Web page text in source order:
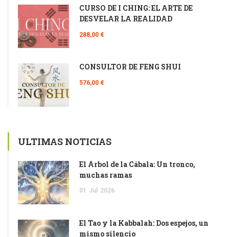
CURSO DE I CHING: EL ARTE DE
DESVELAR LA REALIDAD
288,00 €
CONSULTOR DE FENG SHUI
576,00 €
ULTIMAS NOTICIAS
El Árbol de la Cábala: Un tronco,
muchas ramas
01 Jul 2026
El Tao y la Kabbalah: Dos espejos, un
mismo silencio